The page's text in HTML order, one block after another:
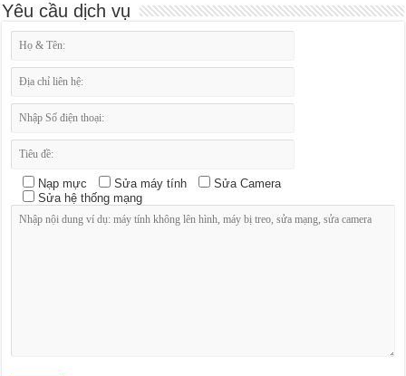
Yêu cầu dịch vụ
Nạp mực Sửa máy tính
Sửa Camera
Sửa hệ thống mạng